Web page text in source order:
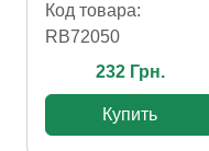
Код товара:
RB72050
232 Грн.
Купить